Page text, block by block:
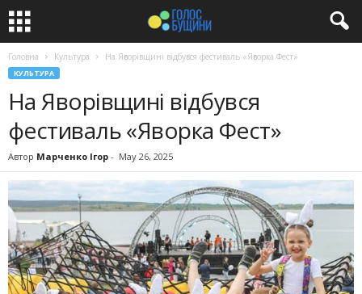
Головна Культура На Яворівщині відбувся фестиваль «Яворка Фест»
КУЛЬТУРА
На Яворівщині відбувся
фестиваль «Яворка Фест»
Автор Марченко Ігор - May 26, 2025